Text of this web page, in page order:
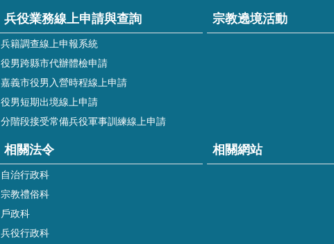
兵役業務線上申請與查詢
兵籍調查線上申報系統
役男跨縣市代辦體檢申請
嘉義市役男入營時程線上申請
役男短期出境線上申請
分階段接受常備兵役軍事訓練線上申請
宗教遶境活動
相關法令
自治行政科
宗教禮俗科
戶政科
兵役行政科
相關網站